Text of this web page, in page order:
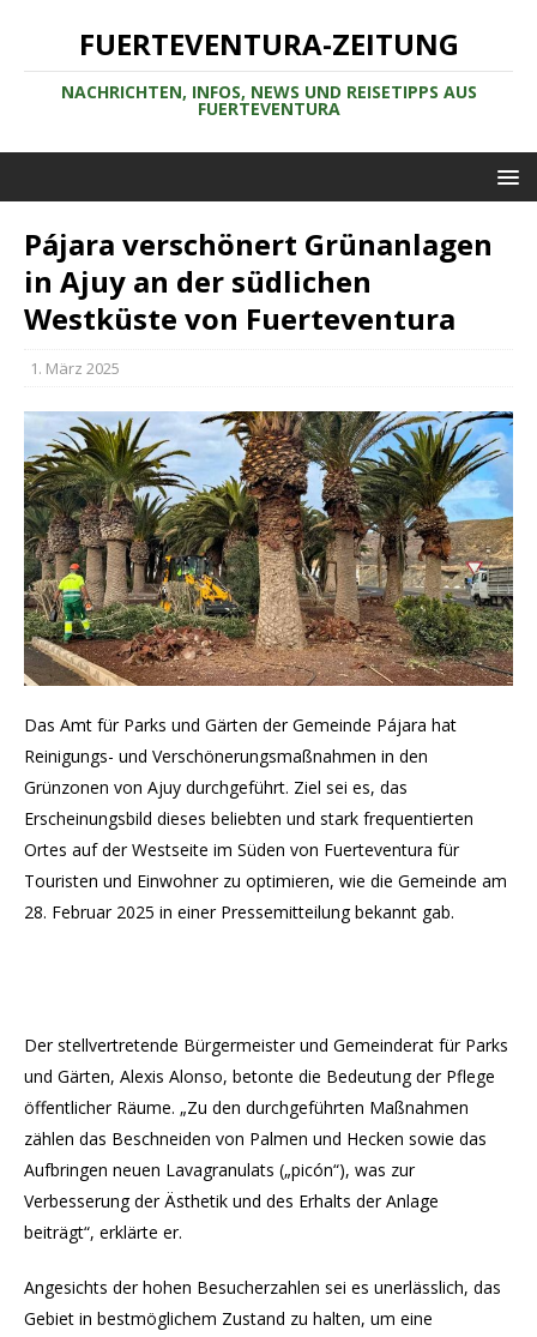
FUERTEVENTURA-ZEITUNG
NACHRICHTEN, INFOS, NEWS UND REISETIPPS AUS
FUERTEVENTURA
Pájara verschönert Grünanlagen
in Ajuy an der südlichen
Westküste von Fuerteventura
1. März 2025
Das Amt für Parks und Gärten der Gemeinde Pájara hat
Reinigungs- und Verschönerungsmaßnahmen in den
Grünzonen von Ajuy durchgeführt. Ziel sei es, das
Erscheinungsbild dieses beliebten und stark frequentierten
Ortes auf der Westseite im Süden von Fuerteventura für
Touristen und Einwohner zu optimieren, wie die Gemeinde am
28. Februar 2025 in einer Pressemitteilung bekannt gab.
Der stellvertretende Bürgermeister und Gemeinderat für Parks
und Gärten, Alexis Alonso, betonte die Bedeutung der Pflege
öffentlicher Räume. „Zu den durchgeführten Maßnahmen
zählen das Beschneiden von Palmen und Hecken sowie das
Aufbringen neuen Lavagranulats („picón“), was zur
Verbesserung der Ästhetik und des Erhalts der Anlage
beiträgt“, erklärte er.
Angesichts der hohen Besucherzahlen sei es unerlässlich, das
Gebiet in bestmöglichem Zustand zu halten, um eine